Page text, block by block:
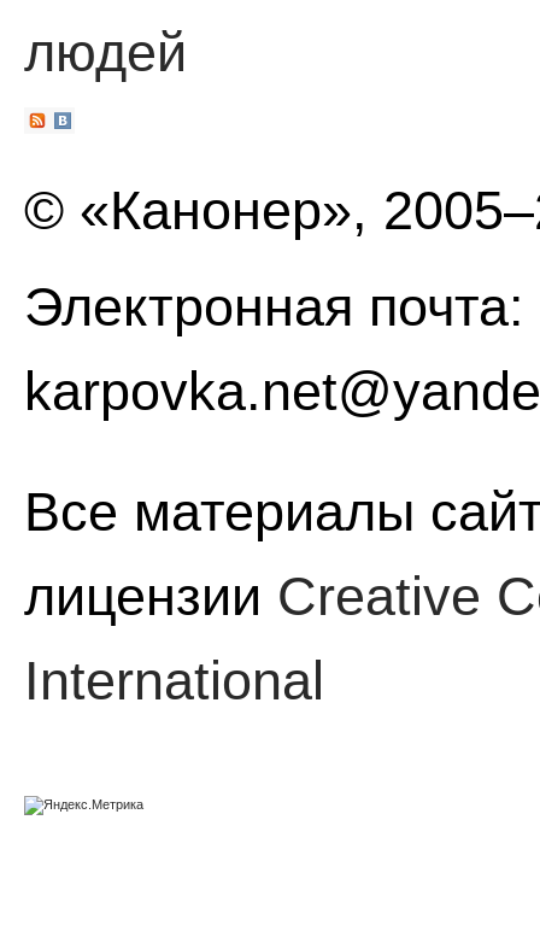
людей
© «Канонер»,
Электронная почта:
Все материалы
лицензии Creative
International